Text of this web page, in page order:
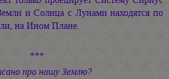
и Солнца с Лунами находятся по
на Ином Плане.
***
про нашу Землю?